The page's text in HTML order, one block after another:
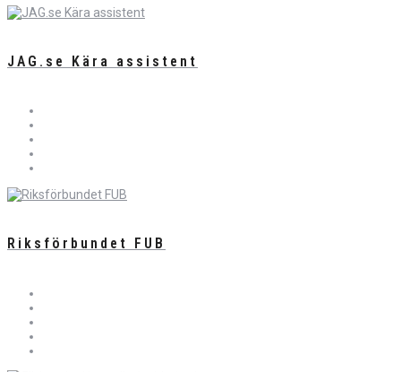
JAG.se Kära assistent
Riksförbundet FUB